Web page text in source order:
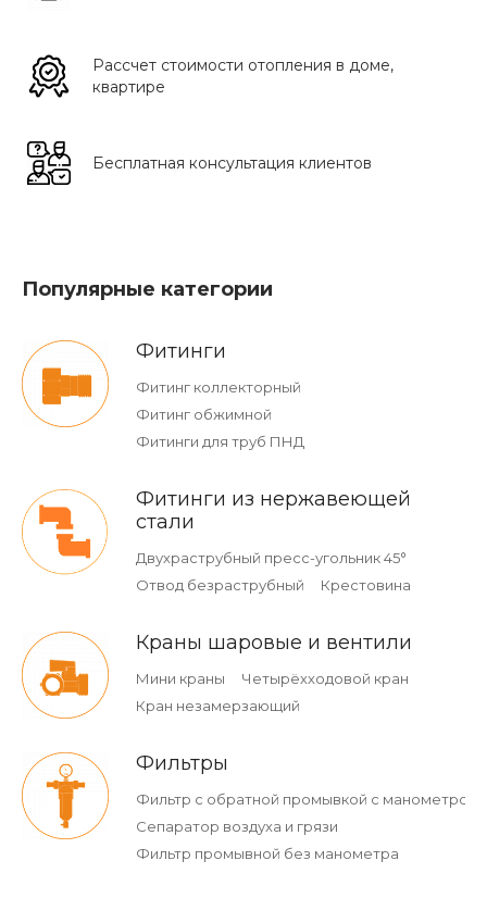
Рассчет стоимости отопления в доме,
квартире
Бесплатная консультация клиентов
Популярные категории
Фитинги
Фитинг коллекторный
Фитинг обжимной
Фитинги для труб ПНД
Фитинги из нержавеющей
стали
Двухраструбный пресс-угольник 45°
Отвод безраструбный
Крестовина
Краны шаровые и вентили
Мини краны
Четырёхходовой кран
Кран незамерзающий
Фильтры
Фильтр с обратной промывкой c манометром
Сепаратор воздуха и грязи
Фильтр промывной без манометра